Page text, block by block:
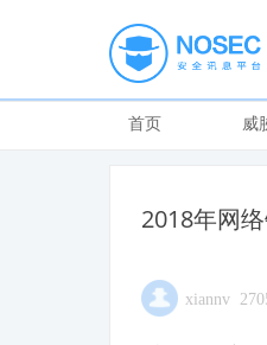
首页 威
2018年网
xiannv